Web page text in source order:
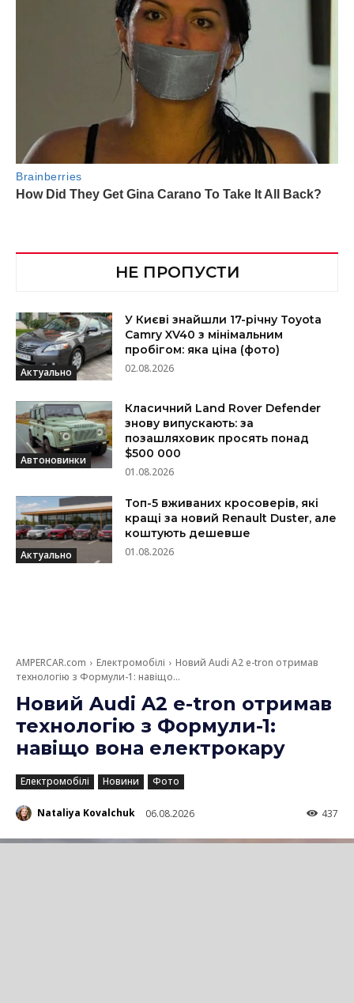
НЕ ПРОПУСТИ
Актуально
У Києві знайшли 17-річну Toyota
Camry XV40 з мінімальним
пробігом: яка ціна (фото)
02.08.2026
Автоновинки
Класичний Land Rover Defender
знову випускають: за
позашляховик просять понад
$500 000
01.08.2026
Актуально
Топ-5 вживаних кросоверів, які
кращі за новий Renault Duster, але
коштують дешевше
01.08.2026